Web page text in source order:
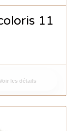
11
les détails